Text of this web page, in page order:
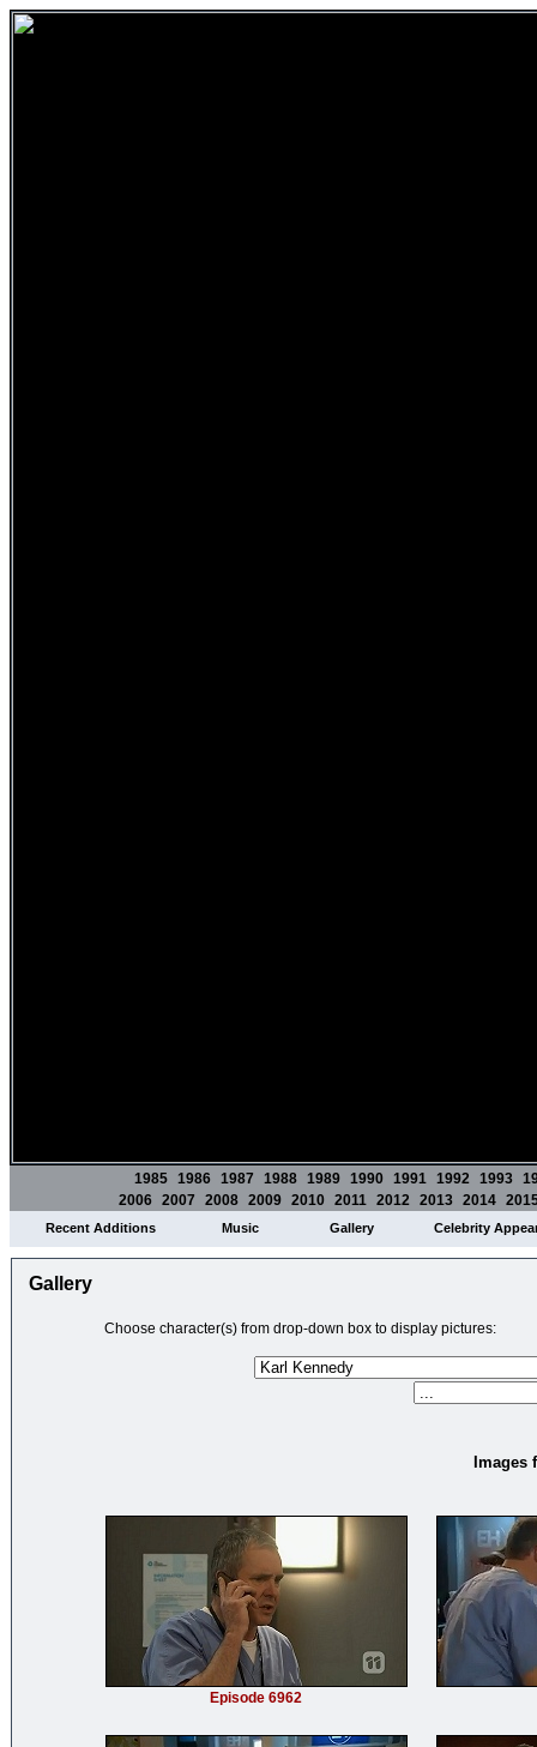
1985 1986 1987 1988 1989 1990 1991 1992 1993
2006 2007 2008 2009 2010 2011 2012 2013 2014
Recent Additions Music Gallery Celebrity
Gallery
Choose character(s) from drop-down box to display pictures:
Images
Episode 6962